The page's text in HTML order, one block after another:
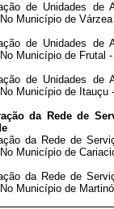
de Unidades de
Município de
de Unidades de
Município de Frutal
de Unidades de
Município de Itauçu
da Rede de
da Rede de
Município de
da Rede de
Município de